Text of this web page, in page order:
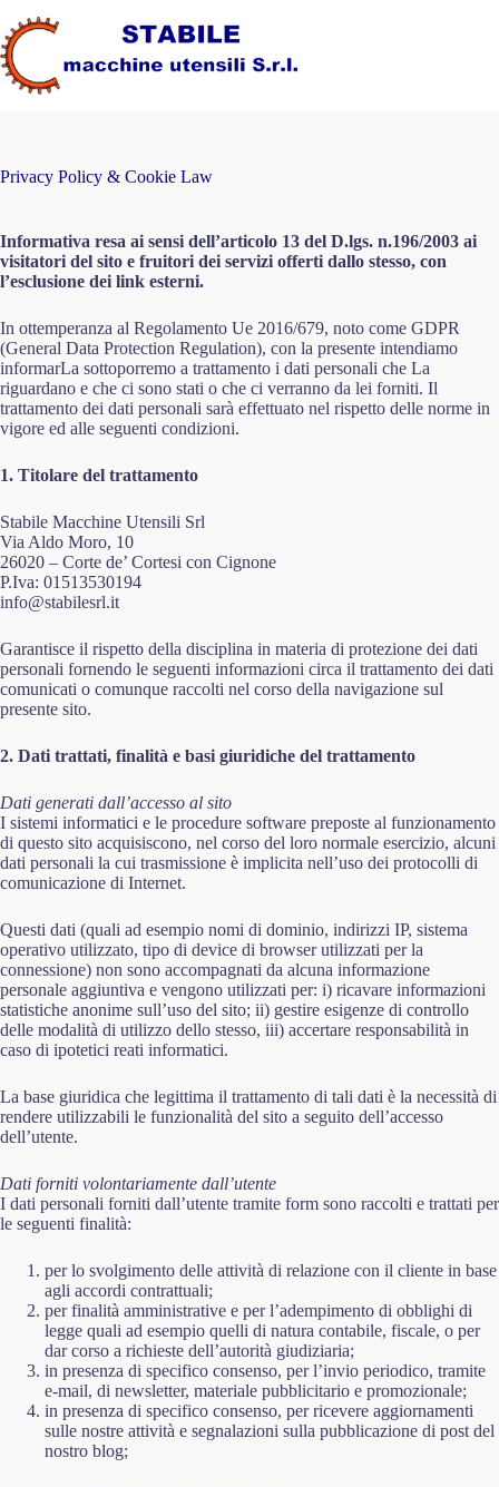
al
contenuto
Privacy Policy & Cookie Law
Informativa resa ai sensi dell’articolo 13 del D.lgs. n.196/2003 ai
visitatori del sito e fruitori dei servizi offerti dallo stesso, con
l’esclusione dei link esterni.
In ottemperanza al Regolamento Ue 2016/679, noto come GDPR
(General Data Protection Regulation), con la presente intendiamo
informarLa sottoporremo a trattamento i dati personali che La
riguardano e che ci sono stati o che ci verranno da lei forniti. Il
trattamento dei dati personali sarà effettuato nel rispetto delle norme in
vigore ed alle seguenti condizioni.
1. Titolare del trattamento
Stabile Macchine Utensili Srl
Via Aldo Moro, 10
26020 – Corte de’ Cortesi con Cignone
P.Iva: 01513530194
info@stabilesrl.it
Garantisce il rispetto della disciplina in materia di protezione dei dati
personali fornendo le seguenti informazioni circa il trattamento dei dati
comunicati o comunque raccolti nel corso della navigazione sul
presente sito.
2. Dati trattati, finalità e basi giuridiche del trattamento
Dati generati dall’accesso al sito
I sistemi informatici e le procedure software preposte al funzionamento
di questo sito acquisiscono, nel corso del loro normale esercizio, alcuni
dati personali la cui trasmissione è implicita nell’uso dei protocolli di
comunicazione di Internet.
Questi dati (quali ad esempio nomi di dominio, indirizzi IP, sistema
operativo utilizzato, tipo di device di browser utilizzati per la
connessione) non sono accompagnati da alcuna informazione
personale aggiuntiva e vengono utilizzati per: i) ricavare informazioni
statistiche anonime sull’uso del sito; ii) gestire esigenze di controllo
delle modalità di utilizzo dello stesso, iii) accertare responsabilità in
caso di ipotetici reati informatici.
La base giuridica che legittima il trattamento di tali dati è la necessità di
rendere utilizzabili le funzionalità del sito a seguito dell’accesso
dell’utente.
Dati forniti volontariamente dall’utente
I dati personali forniti dall’utente tramite form sono raccolti e trattati per
le seguenti finalità:
per lo svolgimento delle attività di relazione con il cliente in base
agli accordi contrattuali;
per finalità amministrative e per l’adempimento di obblighi di
legge quali ad esempio quelli di natura contabile, fiscale, o per
dar corso a richieste dell’autorità giudiziaria;
in presenza di specifico consenso, per l’invio periodico, tramite
e-mail, di newsletter, materiale pubblicitario e promozionale;
in presenza di specifico consenso, per ricevere aggiornamenti
sulle nostre attività e segnalazioni sulla pubblicazione di post del
nostro blog;